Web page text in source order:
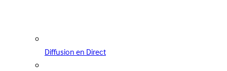
Diffusion en Direct